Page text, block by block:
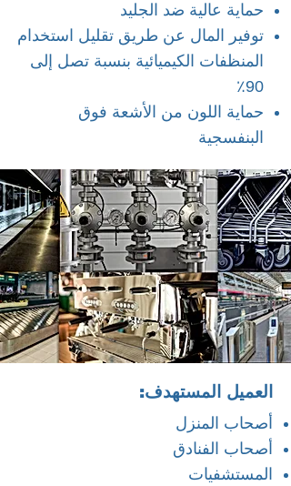
حماية عالية ضد الجليد
توفير المال عن طريق تقليل استخدام
المنظفات الكيميائية بنسبة تصل إلى
90٪
حماية اللون من الأشعة فوق
البنفسجية
العميل المستهدف:
أصحاب المنزل
أصحاب الفنادق
المستشفيات